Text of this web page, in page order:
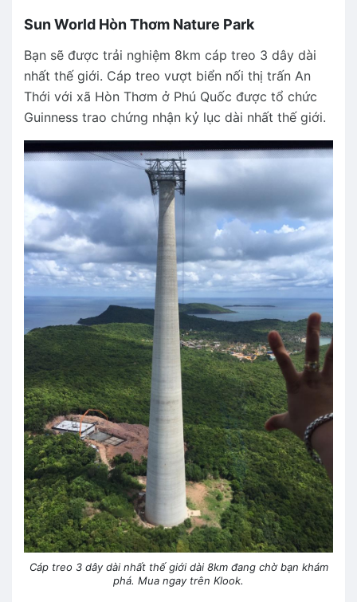
Sun World Hòn Thơm Nature Park
Bạn sẽ được trải nghiệm 8km cáp treo 3 dây dài
nhất thế giới. Cáp treo vượt biển nối thị trấn An
Thới với xã Hòn Thơm ở Phú Quốc được tổ chức
Guinness trao chứng nhận kỷ lục dài nhất thế giới.
Cáp treo 3 dây dài nhất thế giới dài 8km đang chờ bạn khám
phá. Mua ngay trên Klook.